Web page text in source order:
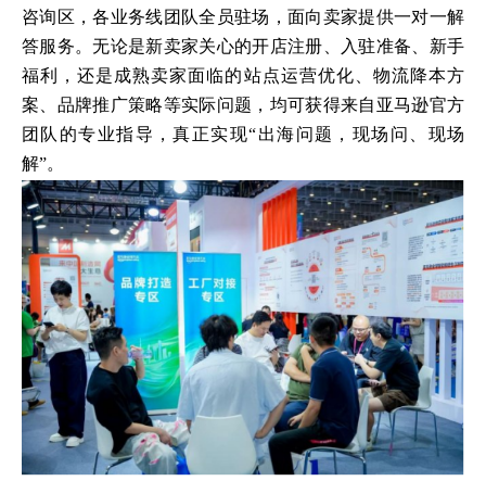
咨询区，各业务线团队全员驻场，面向卖家提供一对一解
答服务。无论是新卖家关心的开店注册、入驻准备、新手
福利，还是成熟卖家面临的站点运营优化、物流降本方
案、品牌推广策略等实际问题，均可获得来自亚马逊官方
团队的专业指导，真正实现“出海问题，现场问、现场
解”。